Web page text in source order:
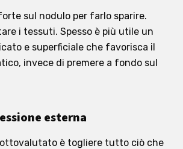
sul nodulo per farlo sparire.
i tessuti. Spesso è più utile un
e superficiale che favorisca il
invece di premere a fondo sul
esterna
è togliere tutto ciò che